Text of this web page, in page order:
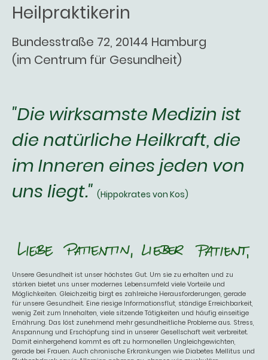
Heilpraktikerin
Bundesstraße 72, 20144 Hamburg
(im Centrum für Gesundheit)
"Die wirksamste Medizin ist
die natürliche Heilkraft, die
im Inneren eines jeden von
uns liegt." (Hippokrates von Kos)
Unsere Gesundheit ist unser höchstes Gut. Um sie zu erhalten und zu
stärken bietet uns unser modernes Lebensumfeld viele Vorteile und
Möglichkeiten. Gleichzeitig birgt es zahlreiche Herausforderungen, gerade
für unsere Gesundheit. Eine riesige Informationsflut, ständige Erreichbarkeit,
wenig Zeit zum Innehalten, viele sitzende Tätigkeiten und häufig einseitige
Ernährung. Das löst zunehmend mehr gesundheitliche Probleme aus. Stress,
Anspannung und Erschöpfung sind in unserer Gesellschaft weit verbreitet.
Damit einhergehend kommt es oft zu hormonellen Ungleichgewichten,
gerade bei Frauen. Auch chronische Erkrankungen wie Diabetes Mellitus und